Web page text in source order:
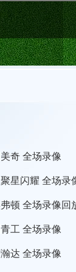
美奇 全场录像
聚星闪耀 全场录
顿 全场录像回
青工 全场录像
达 全场录像